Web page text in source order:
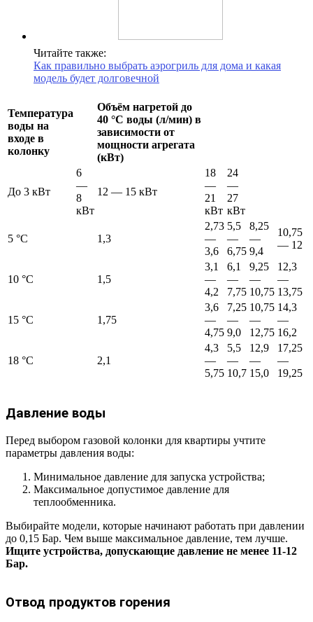
Читайте также:
Как правильно выбрать аэрогриль для дома и какая
модель будет долговечной
Температура
воды на
входе в
колонку
Объём нагретой до
40 °С воды (л/мин) в
зависимости от
мощности агрегата
(кВт)
До 3 кВт
6
—
8
кВт
12 — 15 кВт
18
—
21
кВт
24
—
27
кВт
5 °С 1,3
2,73
—
3,6
5,5
—
6,75
8,25
—
9,4
10,75
— 12
10 °С 1,5
3,1
—
4,2
6,1
—
7,75
9,25
—
10,75
12,3
—
13,75
15 °С 1,75
3,6
—
4,75
7,25
—
9,0
10,75
—
12,75
14,3
—
16,2
18 °С 2,1
4,3
—
5,75
5,5
—
10,7
12,9
—
15,0
17,25
—
19,25
Давление воды
Перед выбором газовой колонки для квартиры учтите
параметры давления воды:
Минимальное давление для запуска устройства;
Максимальное допустимое давление для
теплообменника.
Выбирайте модели, которые начинают работать при давлении
до 0,15 Бар. Чем выше максимальное давление, тем лучше.
Ищите устройства, допускающие давление не менее 11-12
Бар.
Отвод продуктов горения